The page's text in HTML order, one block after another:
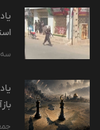
سه
جمعه،